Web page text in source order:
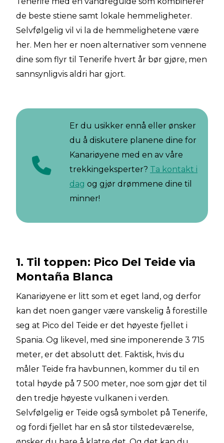
de beste stiene samt lokale hemmeligheter.
Selvfølgelig vil vi la de hemmelighetene være
her. Men her er noen alternativer som vennene
dine som flyr til Tenerife hvert år bør gjøre, men
sannsynligvis aldri har gjort.
Er du usikker ennå eller ønsker
du å diskutere planene dine for
Kanariøyene med en av våre
trekkingeksperter? Ta kontakt i
dag og gjør drømmene dine til
minner!
1. Til toppen: Pico Del Teide via
Montaña Blanca
Kanariøyene er litt som et eget land, og derfor
kan det noen ganger være vanskelig å forestille
seg at Pico del Teide er det høyeste fjellet i
Spania. Og likevel, med sine imponerende 3 715
meter, er det absolutt det. Faktisk, hvis du
måler Teide fra havbunnen, kommer du til en
total høyde på 7 500 meter, noe som gjør det til
den tredje høyeste vulkanen i verden.
Selvfølgelig er Teide også symbolet på Tenerife,
og fordi fjellet har en så stor tilstedeværelse,